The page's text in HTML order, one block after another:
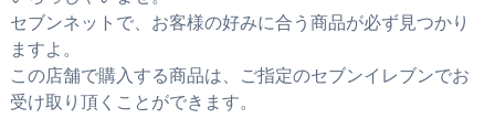
セブンネットで、お客様の好みに合う商品が必ず見つかり
ますよ。
この店舗で購入する商品は、ご指定のセブンイレブンでお
受け取り頂くことができます。